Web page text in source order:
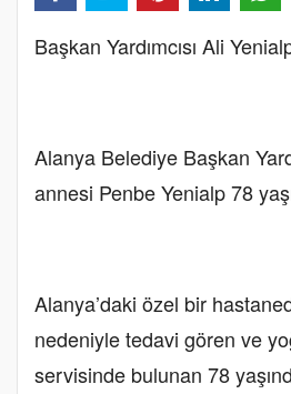
Başkan Yardımcısı Ali
Alanya Belediye Başkan
annesi Penbe Yenialp 78
Alanya’daki özel bir
nedeniyle tedavi gören ve
servisinde bulunan 78